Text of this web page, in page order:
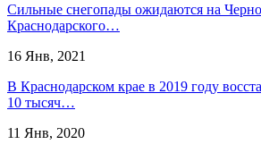
Сильные снегопады ожидаются на
Краснодарского…
16 Янв, 2021
В Краснодарском крае в 2019 году
10 тысяч…
11 Янв, 2020